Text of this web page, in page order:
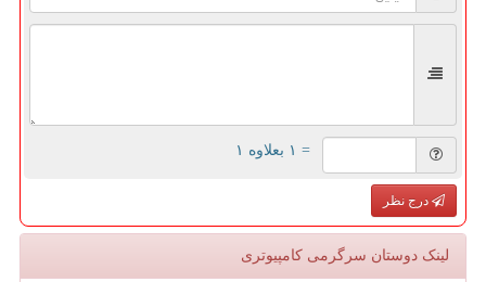
= ۱ بعلاوه ۱
درج نظر
لینک دوستان سرگرمی كامپیوتری